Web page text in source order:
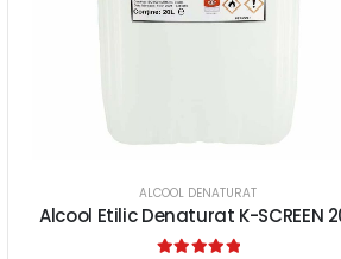
ALCOOL DENATURAT
Alcool Etilic Denaturat K-SCREEN